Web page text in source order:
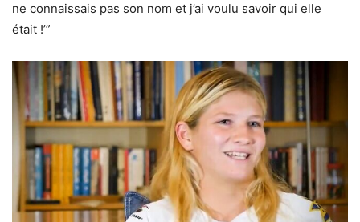
ne connaissais pas son nom et j’ai voulu savoir qui elle
était !’”